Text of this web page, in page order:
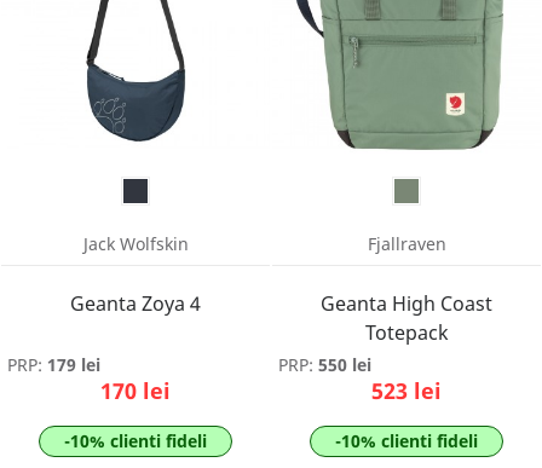
Jack Wolfskin
Geanta Zoya 4
PRP: 179 lei
170 lei
-10% clienti fideli
Fjallraven
Geanta High Coast
Totepack
PRP: 550 lei
523 lei
-10% clienti fideli